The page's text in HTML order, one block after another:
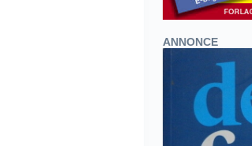
ANNONCE